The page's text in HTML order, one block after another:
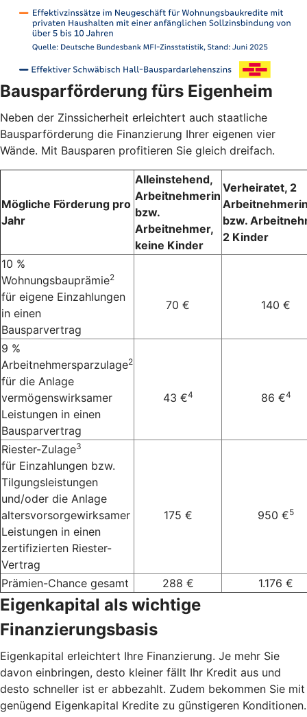
Bausparförderung fürs Eigenheim
Neben der Zinssicherheit erleichtert auch staatliche
Bausparförderung die Finanzierung Ihrer eigenen vier
Wände. Mit Bausparen profitieren Sie gleich dreifach.
Mögliche Förderung pro
Jahr
Alleinstehend,
Arbeitnehmerin
bzw.
Arbeitnehmer,
keine Kinder
Verheiratet, 2
bzw.
2 Kinder
10 %
Wohnungsbauprämie2
für eigene Einzahlungen
in einen
Bausparvertrag
70 € 140 €
9 %
Arbeitnehmersparzulage2
für die Anlage
vermögenswirksamer
Leistungen in einen
Bausparvertrag
43 €4 86 €4
Riester-Zulage3
für Einzahlungen bzw.
Tilgungsleistungen
und/oder die Anlage
altersvorsorgewirksamer
Leistungen in einen
zertifizierten Riester-
Vertrag
175 € 950 €5
Prämien-Chance gesamt 288 € 1.176 €
Eigenkapital als wichtige
Finanzierungsbasis
Eigenkapital erleichtert Ihre Finanzierung. Je mehr Sie
davon einbringen, desto kleiner fällt Ihr Kredit aus und
desto schneller ist er abbezahlt. Zudem bekommen Sie mit
genügend Eigenkapital Kredite zu günstigeren Konditionen.